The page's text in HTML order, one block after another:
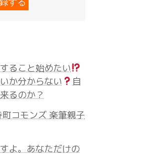
ること始めたい
か分からない
自
るのか？
コモンズ 楽筆親子
よ。あなただけの